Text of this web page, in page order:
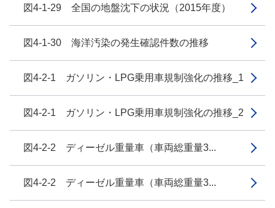
図4-1-29 全国の地盤沈下の状況（2015年度）
図4-1-30 海洋汚染の発生確認件数の推移
図4-2-1 ガソリン・LPG乗用車規制強化の推移_1
図4-2-1 ガソリン・LPG乗用車規制強化の推移_2
図4-2-2 ディーゼル重量車（車両総重量3...
図4-2-2 ディーゼル重量車（車両総重量3...